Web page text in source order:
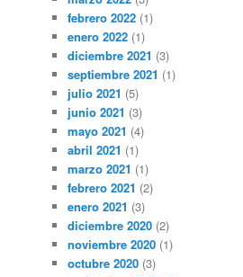
febrero 2022 (1)
enero 2022 (1)
diciembre 2021 (3)
septiembre 2021 (1)
julio 2021 (5)
junio 2021 (3)
mayo 2021 (4)
abril 2021 (1)
marzo 2021 (1)
febrero 2021 (2)
enero 2021 (3)
diciembre 2020 (2)
noviembre 2020 (1)
octubre 2020 (3)